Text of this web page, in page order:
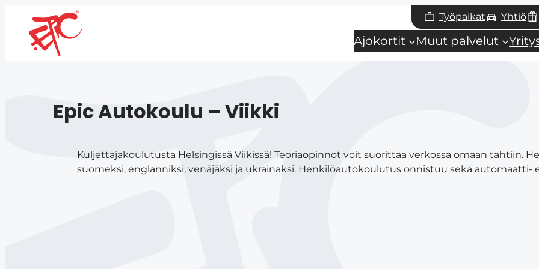
Työpaikat Yhtiö
Ajokortit Muut palvelut
Epic Autokoulu – Viikki
Kuljettajakoulutusta Helsingissä Viikissä! Teoriaopinnot voit suorittaa verkossa omaan tahtiin.
suomeksi, englanniksi, venäjäksi ja ukrainaksi. Henkilöautokoulutus onnistuu sekä automaatti-